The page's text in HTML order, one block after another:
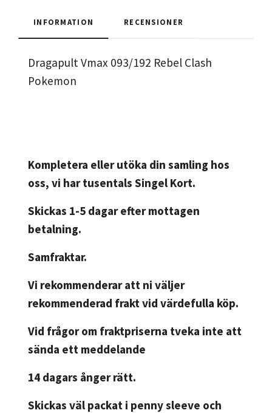
INFORMATION RECENSIONER
Dragapult Vmax 093/192 Rebel Clash
Pokemon
Kompletera eller utöka din samling hos
oss, vi har tusentals Singel Kort.
Skickas 1-5 dagar efter mottagen
betalning.
Samfraktar.
Vi rekommenderar att ni väljer
rekommenderad frakt vid värdefulla köp.
Vid frågor om fraktpriserna tveka inte att
sända ett meddelande
14 dagars ånger rätt.
Skickas väl packat i penny sleeve och